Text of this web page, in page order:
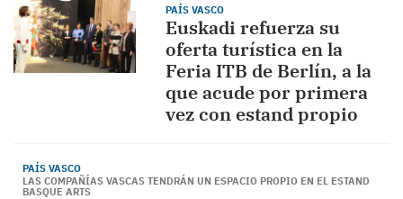
PAÍS VASCO
Euskadi refuerza su
oferta turística en la
Feria ITB de Berlín, a la
que acude por primera
vez con estand propio
PAÍS VASCO
LAS COMPAÑÍAS VASCAS TENDRÁN UN ESPACIO PROPIO EN EL ESTAND
BASQUE ARTS